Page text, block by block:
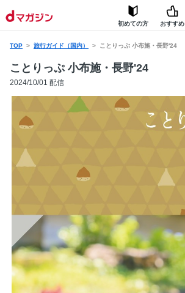
初めての方 おすすめ
TOP 旅行ガイド（国内） ことりっぷ 小布施・長野'24
ことりっぷ 小布施・長野'24
2024/10/01 配信